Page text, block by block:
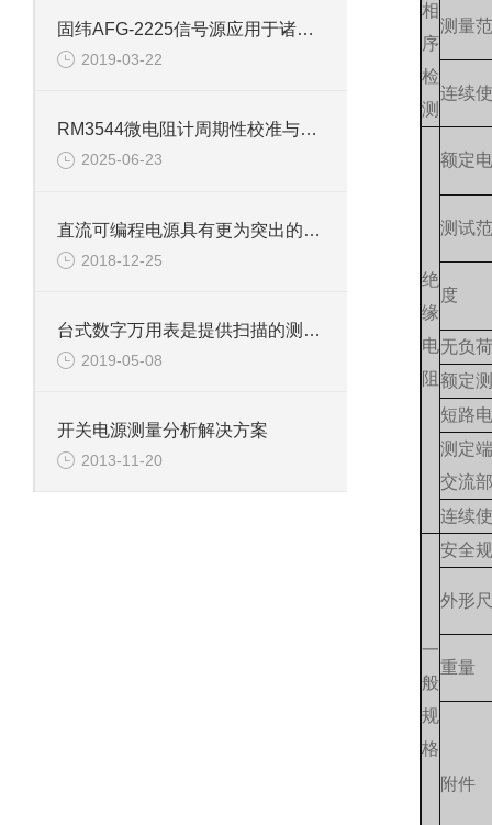
固纬AFG-2225信号源应用于诸多领域
2019-03-22
RM3544微电阻计周期性校准与校验
2025-06-23
直流可编程电源具有更为突出的表现
2018-12-25
台式数字万用表是提供扫描的测量工具
2019-05-08
开关电源测量分析解决方案
2013-11-20
相
序
检
测
测量
连续
绝
缘
电
阻
额定
测试
度
无负
额定
短路
测定
交流
连续
一
般
规
格
安全
外形
重量
附件